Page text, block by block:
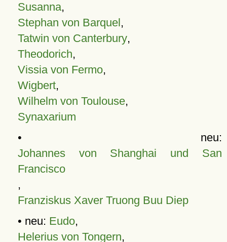
Susanna,
Stephan von Barquel,
Tatwin von Canterbury,
Theodorich,
Vissia von Fermo,
Wigbert,
Wilhelm von Toulouse,
Synaxarium
• neu:
Johannes von Shanghai und San
Francisco
,
Franziskus Xaver Truong Buu Diep
• neu: Eudo,
Helerius von Tongern,